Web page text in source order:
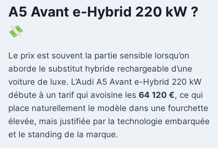
A5 Avant e-Hybrid 220 kW ?
Le prix est souvent la partie sensible lorsqu’on
aborde le substitut hybride rechargeable d’une
voiture de luxe. L’Audi A5 Avant e-Hybrid 220 kW
débute à un tarif qui avoisine les 64 120 €, ce qui
place naturellement le modèle dans une fourchette
élevée, mais justifiée par la technologie embarquée
et le standing de la marque.